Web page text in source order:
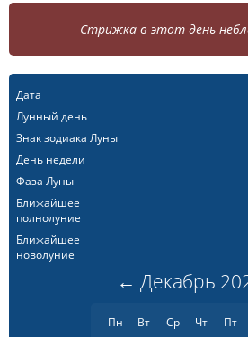
Стрижка в этот день
Дата
Лунный день
Знак зодиака Луны
День недели
Фаза Луны
Ближайшее
полнолуние
Ближайшее
новолуние
← Декабрь
Пн Вт Ср Чт Пт